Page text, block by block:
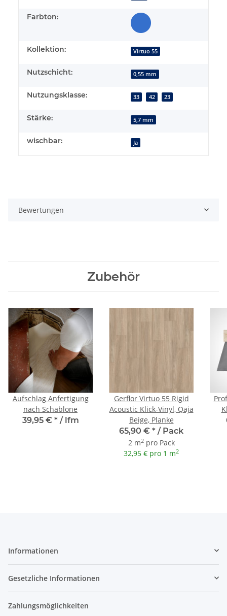
Farbton:
Kollektion: Virtuo 55
Nutzschicht: 0,55 mm
Nutzungsklasse: 33 42 23
Stärke: 5,7 mm
wischbar: Ja
Bewertungen
Zubehör
Aufschlag Anfertigung
nach Schablone
39,95 € */ lfm
Gerflor Virtuo 55 Rigid
Acoustic Klick-Vinyl, Qaja
Beige, Planke
65,90 € * / Pack
2 m2pro Pack
32,95 € pro 1 m2
Informationen
Gesetzliche Informationen
Zahlungsmöglichkeiten